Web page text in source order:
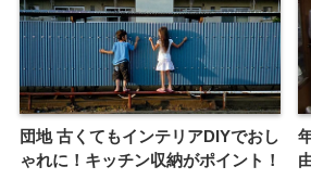
団地 古くてもインテリアDIYでおし
ゃれに！キッチン収納がポイント！